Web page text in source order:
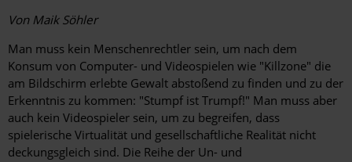
Von Maik Söhler
Man muss kein Menschenrechtler sein, um nach dem
Konsum von Computer- und Videospielen wie "Killzone" die
am Bildschirm erlebte Gewalt abstoßend zu finden und zu der
Erkenntnis zu kommen: "Stumpf ist Trumpf!" Man muss aber
auch kein Videospieler sein, um zu begreifen, dass
spielerische Virtualität und gesellschaftliche Realität nicht
deckungsgleich sind. Die Reihe der Un- und